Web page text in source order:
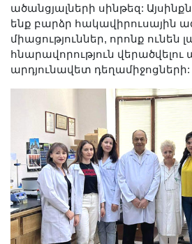
ածանցյալների սինթեզ:
ենք բարձր հակավիրուսային
միացություններ, որոնք ունեն
հնարավորություն վերածվելու
արդյունավետ դեղամիջոցների: